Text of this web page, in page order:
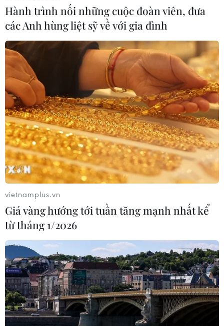
Hành trình nối những cuộc đoàn viên, đưa
các Anh hùng liệt sỹ về với gia đình
vietnamplus.vn
Giá vàng hướng tới tuần tăng mạnh nhất kể
từ tháng 1/2026